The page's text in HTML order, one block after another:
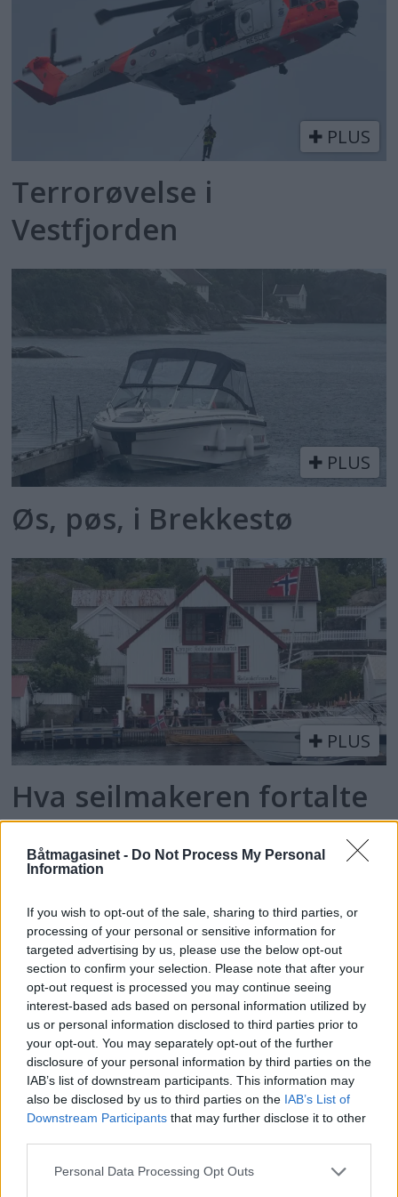
Båtmagasinet - Do Not Process My Personal
Information
If you wish to opt-out of the sale, sharing to third parties, or
processing of your personal or sensitive information for
targeted advertising by us, please use the below opt-out
section to confirm your selection. Please note that after your
opt-out request is processed you may continue seeing
interest-based ads based on personal information utilized by
us or personal information disclosed to third parties prior to
your opt-out. You may separately opt-out of the further
disclosure of your personal information by third parties on the
IAB’s list of downstream participants. This information may
also be disclosed by us to third parties on the IAB’s List of
Downstream Participants that may further disclose it to other
Personal Data Processing Opt Outs
PLUS
Terrorøvelse i
Vestfjorden
PLUS
Øs, pøs, i Brekkestø
PLUS
Hva seilmakeren fortalte
PLUS
Krabbehiv i Lyngørsund